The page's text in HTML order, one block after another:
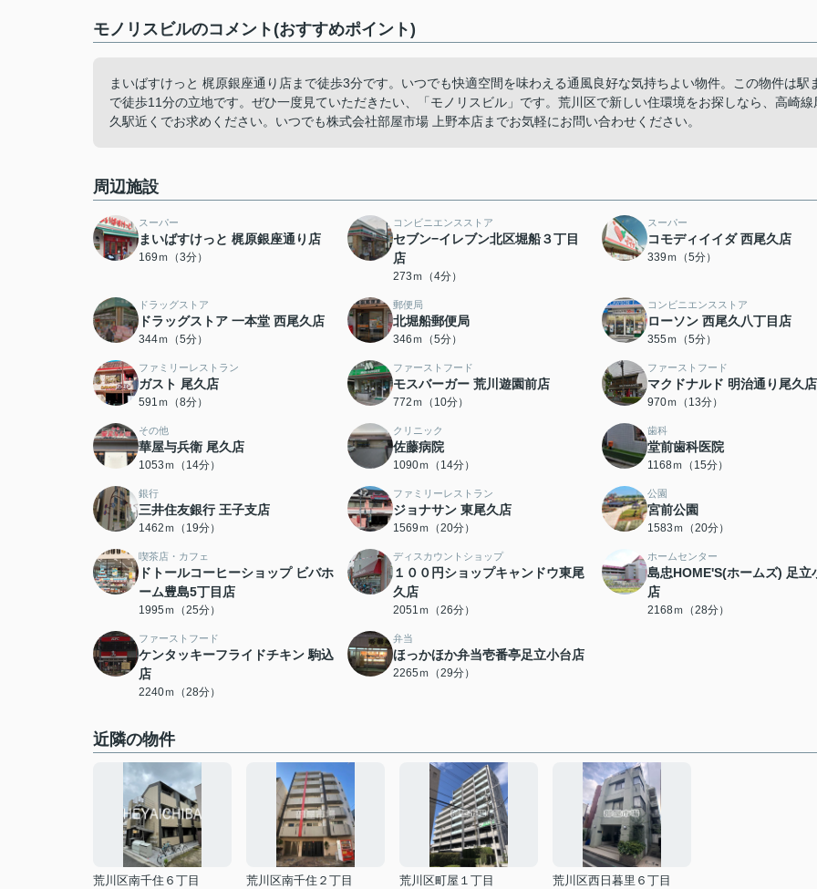
モノリスビルのコメント(おすすめポイント)
まいばすけっと 梶原銀座通り店まで徒歩3分です。いつでも快適空間を味わえる通風良好な気持ちよい物件。この物件は駅
で徒歩11分の立地です。ぜひ一度見ていただきたい、「モノリスビル」です。荒川区で新しい住環境をお探しなら、高崎線
久駅近くでお求めください。いつでも株式会社部屋市場 上野本店までお気軽にお問い合わせください。
周辺施設
スーパー
まいばすけっと 梶原銀座通り店
169ｍ（3分）
コンビニエンスストア
セブン−イレブン北区堀船３丁目
店
273ｍ（4分）
スーパー
コモディイイダ 西尾久店
339ｍ（5分）
ドラッグストア
ドラッグストア 一本堂 西尾久店
344ｍ（5分）
郵便局
北堀船郵便局
346ｍ（5分）
コンビニエンスストア
ローソン 西尾久八丁目店
355ｍ（5分）
ファミリーレストラン
ガスト 尾久店
591ｍ（8分）
ファーストフード
モスバーガー 荒川遊園前店
772ｍ（10分）
ファーストフード
マクドナルド 明治通り尾久店
970ｍ（13分）
その他
華屋与兵衛 尾久店
1053ｍ（14分）
クリニック
佐藤病院
1090ｍ（14分）
歯科
堂前歯科医院
1168ｍ（15分）
銀行
三井住友銀行 王子支店
1462ｍ（19分）
ファミリーレストラン
ジョナサン 東尾久店
1569ｍ（20分）
公園
宮前公園
1583ｍ（20分）
喫茶店・カフェ
ドトールコーヒーショップ ビバホ
ーム豊島5丁目店
1995ｍ（25分）
ディスカウントショップ
１００円ショップキャンドウ東尾
久店
2051ｍ（26分）
ホームセンター
島忠HOME'S(ホームズ) 足立
店
2168ｍ（28分）
ファーストフード
ケンタッキーフライドチキン 駒込
店
2240ｍ（28分）
弁当
ほっかほか弁当壱番亭足立小台店
2265ｍ（29分）
近隣の物件
荒川区南千住６丁目
荒川区南千住２丁目
荒川区町屋１丁目
荒川区西日暮里６丁目